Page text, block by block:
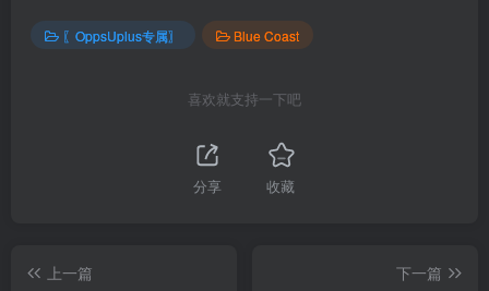
〖OppsUplus专属〗 Blue Coast
喜欢就支持一下吧
分享 收藏
上一篇
下一篇